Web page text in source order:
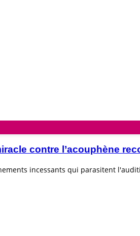
contre l’acouphène
incessants qui parasitent